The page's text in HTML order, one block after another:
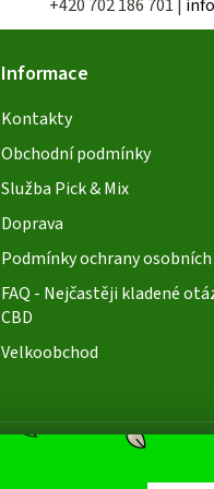
+420 702 186 701 |
Informace
Kontakty
Obchodní podmínky
Služba Pick & Mix
Doprava
Podmínky ochrany osobních
FAQ - Nejčastěji kladené
CBD
Velkoobchod
Oblíbené